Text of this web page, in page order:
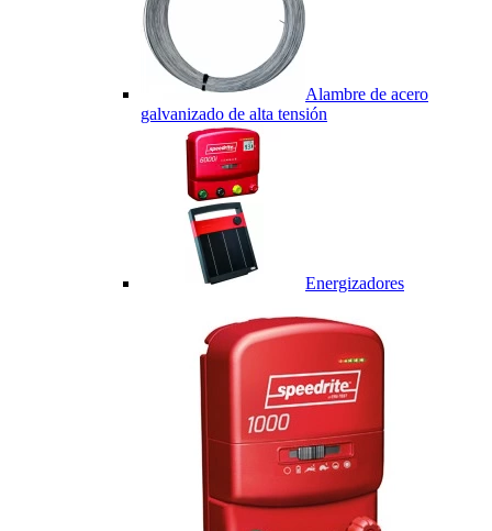
Alambre de acero
galvanizado de alta tensión
Energizadores